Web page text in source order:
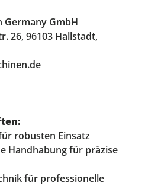
Germany GmbH
26, 96103 Hallstadt,
robusten Einsatz
Handhabung für präzise
für professionelle